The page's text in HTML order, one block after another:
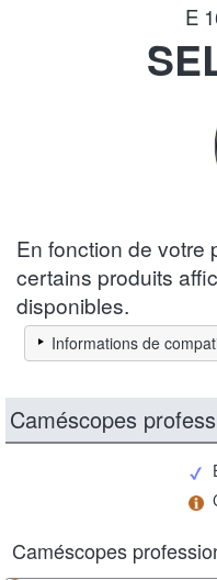
E
En fonction de votre
certains produits
disponibles.
Informations de
Caméscopes
Caméscopes